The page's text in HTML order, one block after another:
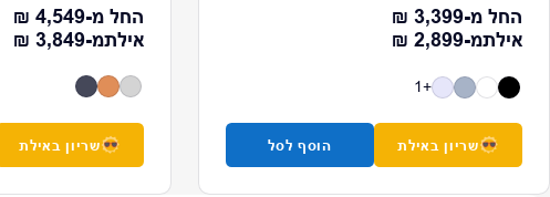
מחיר רגיל
החל מ-3,399 ₪
אילתמ-מחיר רגיל
2,899 ₪
+1
שריון באילת הוסף לסל
מחיר רגיל
החל מ-4,549 ₪
אילתמ-מחיר רגיל
3,849 ₪
שריון באילת